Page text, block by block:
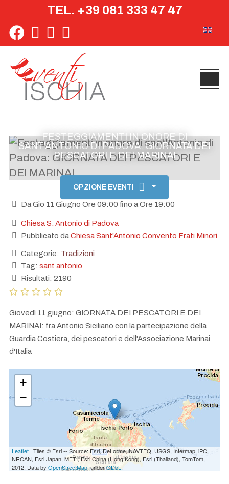
TEL. +39 081 333 47 47
FESTEGGIAMENTI IN ONORE DI
SANT'ANTONIO DI PADOVA: GIORNATA DEI
PESCATORI E DEI MARINAI
OPZIONE EVENTI
Da Gio 11 Giugno Ore 09:00 fino a Ore 19:00
Chiesa S. Antonio di Padova
Pubblicato daChiesa Sant'Antonio Convento Frati Minori
Categorie: Tradizioni
Tag: sant antonio
Risultati: 2190
Giovedì 11 giugno: GIORNATA DEI PESCATORI E DEI
MARINAI: fra Antonio Siciliano con la partecipazione della
Guardia Costiera, dei pescatori e dell'Associazione Marinai
d'Italia
+
−
Leaflet | Tiles © Esri -- Source: Esri, DeLorme, NAVTEQ, USGS, Intermap, iPC,
NRCAN, Esri Japan, METI, Esri China (Hong Kong), Esri (Thailand), TomTom,
2012. Data by OpenStreetMap, underODbL.